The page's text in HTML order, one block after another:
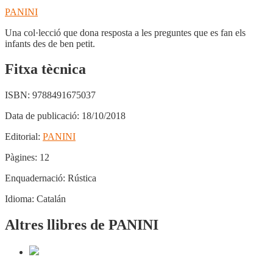
PANINI
Una col·lecció que dona resposta a les preguntes que es fan els
infants des de ben petit.
Fitxa tècnica
ISBN: 9788491675037
Data de publicació: 18/10/2018
Editorial: PANINI
Pàgines: 12
Enquadernació: Rústica
Idioma: Catalán
Altres llibres de PANINI